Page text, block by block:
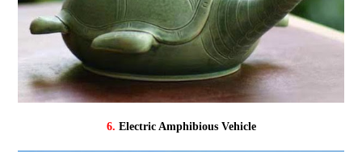
6. Electric Amphibious Vehicle